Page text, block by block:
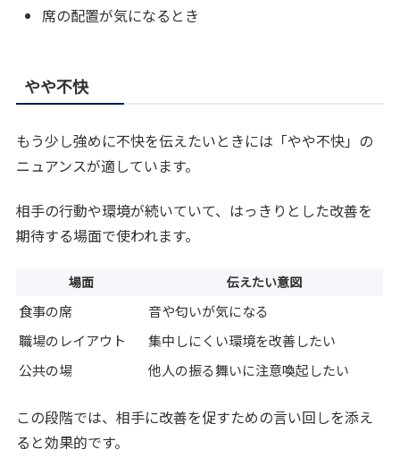
席の配置が気になるとき
やや不快
もう少し強めに不快を伝えたいときには「やや不快」の
ニュアンスが適しています。
相手の行動や環境が続いていて、はっきりとした改善を
期待する場面で使われます。
場面 伝えたい意図
食事の席
音や匂いが気になる
職場のレイアウト
集中しにくい環境を改善したい
公共の場
他人の振る舞いに注意喚起したい
この段階では、相手に改善を促すための言い回しを添え
ると効果的です。